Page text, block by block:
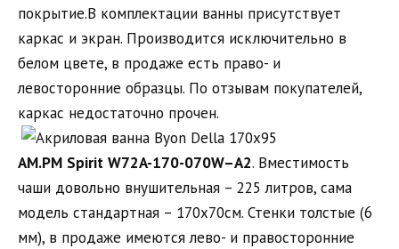
покрытие.В комплектации ванны присутствует
каркас и экран. Производится исключительно в
белом цвете, в продаже есть право- и
левосторонние образцы. По отзывам покупателей,
каркас недостаточно прочен.
AM.PM Spirit W72A-170-070W–A2. Вместимость
чаши довольно внушительная – 225 литров, сама
модель стандартная – 170х70см. Стенки толстые (6
мм), в продаже имеются лево- и правосторонние